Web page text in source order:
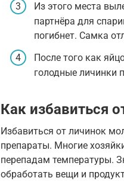
Из этого места
партнёра для
погибнет. Самка
После того как
голодные личинки
Как избавиться
Избавиться от личинок
препараты. Многие
перепадам температуры.
обработать вещи и